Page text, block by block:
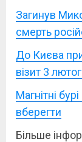
Загинув
смерть
До Києва
візит 3
Магнітні
вберегти
Більше